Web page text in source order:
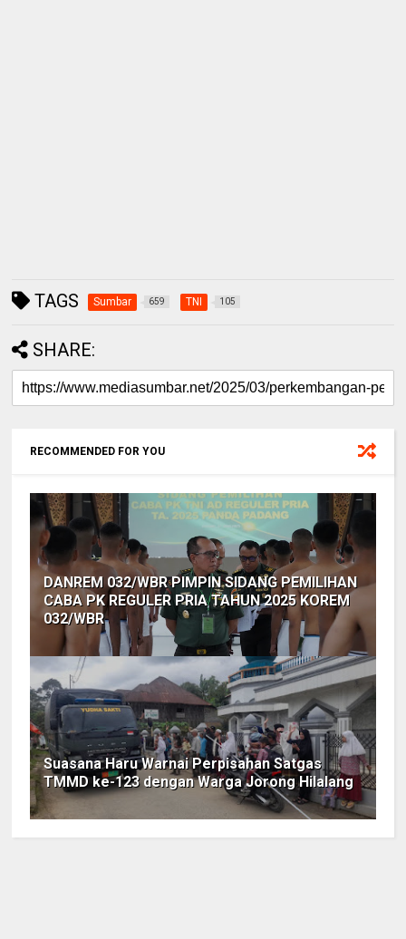
TAGS Sumbar 659 TNI 105
SHARE:
RECOMMENDED FOR YOU
DANREM 032/WBR PIMPIN SIDANG PEMILIHAN
CABA PK REGULER PRIA TAHUN 2025 KOREM
032/WBR
Suasana Haru Warnai Perpisahan Satgas
TMMD ke-123 dengan Warga Jorong Hilalang